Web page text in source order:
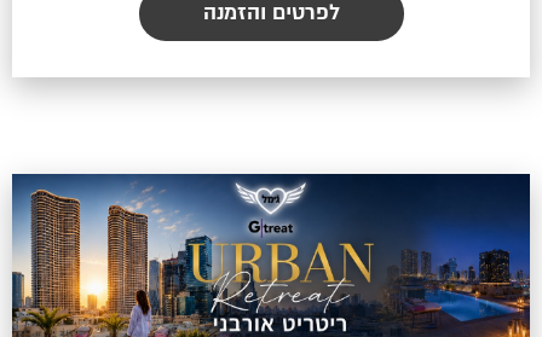
לפרטים והזמנה